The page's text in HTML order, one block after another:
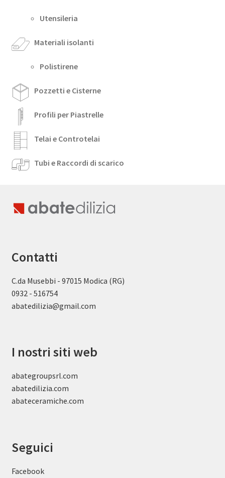
Utensileria
Materiali isolanti
Polistirene
Pozzetti e Cisterne
Profili per Piastrelle
Telai e Controtelai
Tubi e Raccordi di scarico
Contatti
C.da Musebbi - 97015 Modica (RG)
0932 - 516754
abatedilizia@gmail.com
I nostri siti web
abategroupsrl.com
abatedilizia.com
abateceramiche.com
Seguici
Facebook